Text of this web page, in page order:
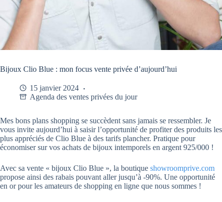
Bijoux Clio Blue : mon focus vente privée d’aujourd’hui
15 janvier 2024
Agenda des ventes privées du jour
Mes bons plans shopping se succèdent sans jamais se ressembler. Je
vous invite aujourd’hui à saisir l’opportunité de profiter des produits les
plus appréciés de Clio Blue à des tarifs plancher. Pratique pour
économiser sur vos achats de bijoux intemporels en argent 925/000 !
Avec sa vente « bijoux Clio Blue », la boutique showroomprive.com
propose ainsi des rabais pouvant aller jusqu’à -90%. Une opportunité
en or pour les amateurs de shopping en ligne que nous sommes !